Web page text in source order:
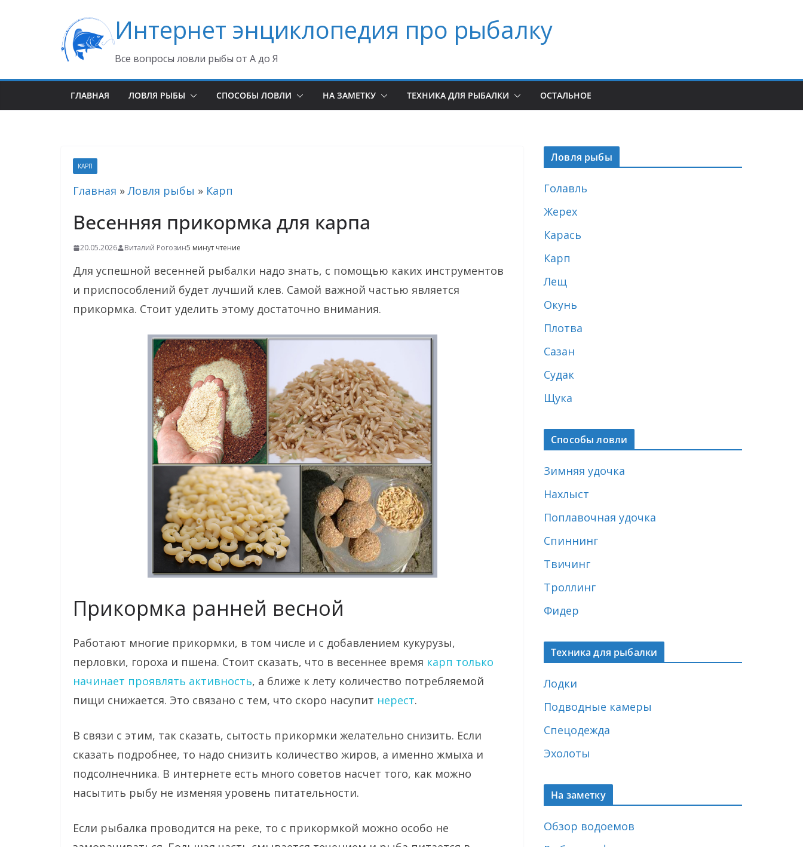
содержимому
Интернет энциклопедия про рыбалку
Все вопросы ловли рыбы от А до Я
ГЛАВНАЯ ЛОВЛЯ РЫБЫ СПОСОБЫ ЛОВЛИ НА ЗАМЕТКУ ТЕХНИКА ДЛЯ РЫБАЛКИ ОСТАЛЬНОЕ
КАРП
Главная »Ловля рыбы » Карп
Весенняя прикормка для карпа
20.05.2026 Виталий Рогозин5 минут чтение
Для успешной весенней рыбалки надо знать, с помощью каких инструментов
и приспособлений будет лучший клев. Самой важной частью является
прикормка. Стоит уделить этому достаточно внимания.
Прикормка ранней весной
Работают многие прикормки, в том числе и с добавлением кукурузы,
перловки, гороха и пшена. Стоит сказать, что в весеннее время карп только
начинает проявлять активность, а ближе к лету количество потребляемой
пищи снижается. Это связано с тем, что скоро насупит нерест.
В связи с этим, так сказать, сытость прикормки желательно снизить. Если
сказать подробнее, то надо снизить количество жиров, а именно жмыха и
подсолнечника. В интернете есть много советов насчет того, как можно
насытить рыбу не изменяя уровень питательности.
Если рыбалка проводится на реке, то с прикормкой можно особо не
Ловля рыбы
Голавль
Жерех
Карась
Карп
Лещ
Окунь
Плотва
Сазан
Судак
Щука
Способы ловли
Зимняя удочка
Нахлыст
Поплавочная удочка
Спиннинг
Твичинг
Троллинг
Фидер
Техника для рыбалки
Лодки
Подводные камеры
Спецодежда
Эхолоты
На заметку
Обзор водоемов